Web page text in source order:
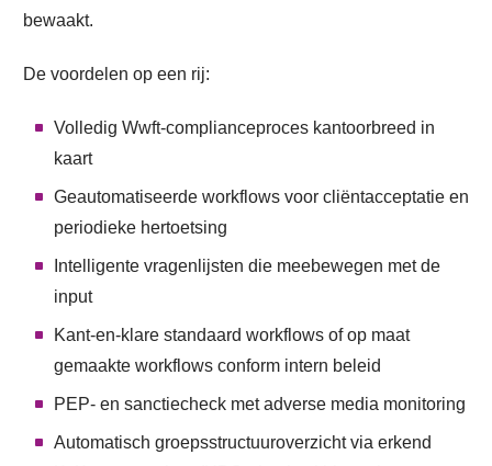
bewaakt.
De voordelen op een rij:
Volledig Wwft-complianceproces kantoorbreed in
kaart
Geautomatiseerde workflows voor cliëntacceptatie en
periodieke hertoetsing
Intelligente vragenlijsten die meebewegen met de
input
Kant-en-klare standaard workflows of op maat
gemaakte workflows conform intern beleid
PEP- en sanctiecheck met adverse media monitoring
Automatisch groepsstructuuroverzicht via erkend